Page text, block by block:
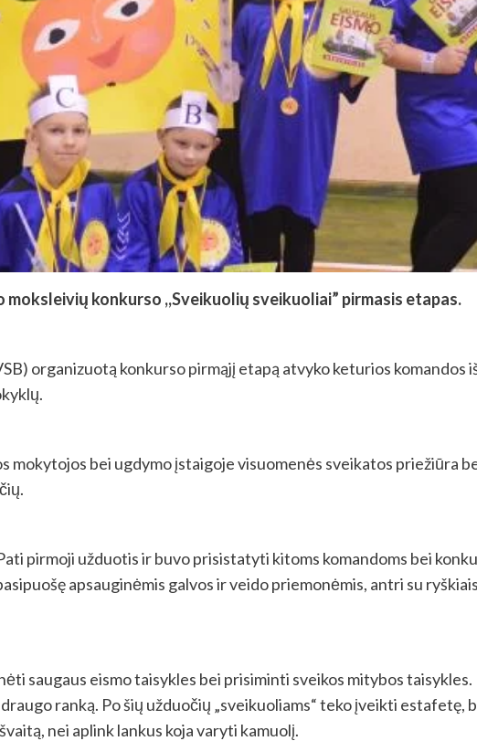
konkurso ,,Sveikuolių sveikuoliai” pirmasis etapas.
organizuotą konkurso pirmąjį etapą atvyko keturios komandos
mokytojos bei ugdymo įstaigoje visuomenės sveikatos priežiūra
pirmoji užduotis ir buvo prisistatyti kitoms komandoms bei
apsauginėmis galvos ir veido priemonėmis, antri su
saugaus eismo taisykles bei prisiminti sveikos mitybos
ranką. Po šių užduočių „sveikuoliams“ teko įveikti estafetę,
nei aplink lankus koja varyti kamuolį.